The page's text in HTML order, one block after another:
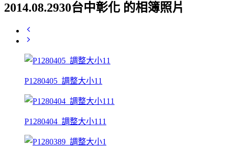
2014.08.2930台中彰化 的相簿照片
P1280405_調整大小11
P1280404_調整大小111